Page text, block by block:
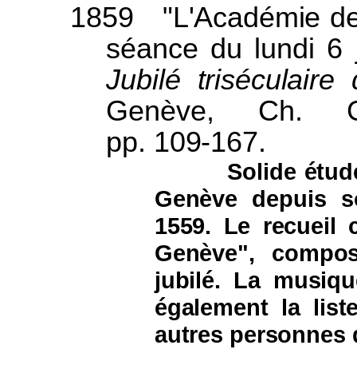
1859
"L'Académie
séance du lundi 6
Jubilé triséculaire
Genève, Ch.
pp. 109-167.
Solide
Genève depuis
1559. Le recueil
Genève",
jubilé. La
également la
autres personnes